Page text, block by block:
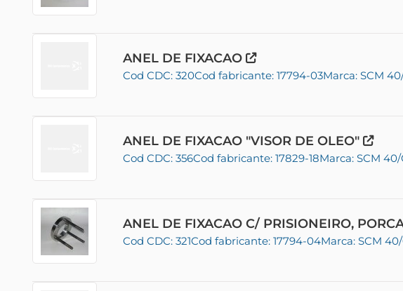
ANEL DE FIXACAO
Cod CDC: 320Cod fabricante: 17794-03Marca: SCM
ANEL DE FIXACAO "VISOR DE OLEO"
Cod CDC: 356Cod fabricante: 17829-18Marca: SCM 40/
ANEL DE FIXACAO C/ PRISIONEIRO,
Cod CDC: 321Cod fabricante: 17794-04Marca: SCM